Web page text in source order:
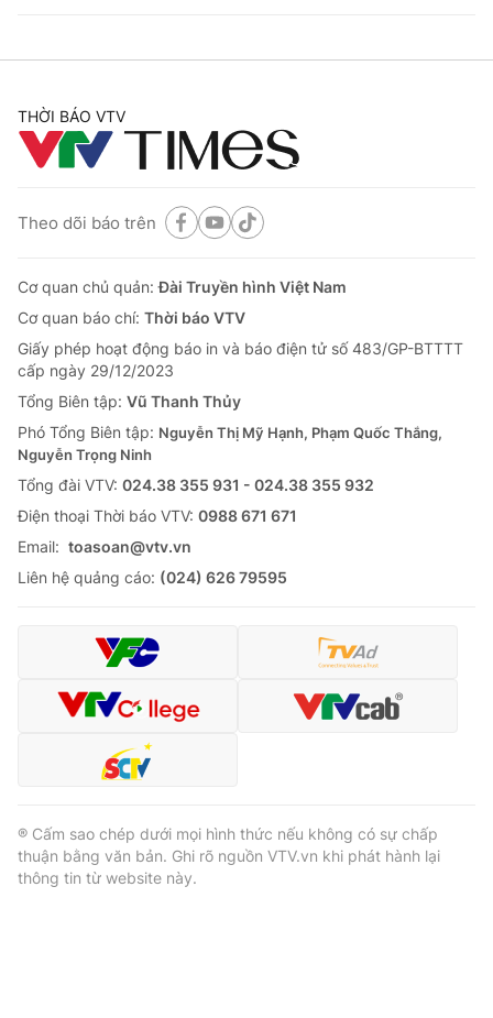
THỜI BÁO VTV
Theo dõi báo trên
Cơ quan chủ quản:Đài Truyền hình Việt Nam
Cơ quan báo chí: Thời báo VTV
Giấy phép hoạt động báo in và báo điện tử số 483/GP-BTTTT
cấp ngày 29/12/2023
Tổng Biên tập: Vũ Thanh Thủy
Phó Tổng Biên tập: Nguyễn Thị Mỹ Hạnh, Phạm Quốc Thắng,
Nguyễn Trọng Ninh
Tổng đài VTV: 024.38 355 931 - 024.38 355 932
Ðiện thoại Thời báo VTV: 0988 671 671
Email: toasoan@vtv.vn
Liên hệ quảng cáo: (024) 626 79595
® Cấm sao chép dưới mọi hình thức nếu không có sự chấp
thuận bằng văn bản. Ghi rõ nguồn VTV.vn khi phát hành lại
thông tin từ website này.